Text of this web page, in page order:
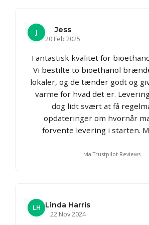
J
Jess
20 Feb 2025
Fantastisk kvalitet for
Vi bestilte to bioethanol
lokaler, og de tænder godt og
varme for hvad det er.
dog lidt svært at få
opdateringer om hvornår
forvente levering i starten.
via Trustpilot Reviews
LH
Linda Harris
22 Nov 2024